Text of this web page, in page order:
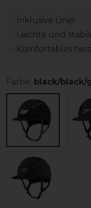
• Inklusive Liner
• Leichte und
• Komfortables
Farbe: black/black/